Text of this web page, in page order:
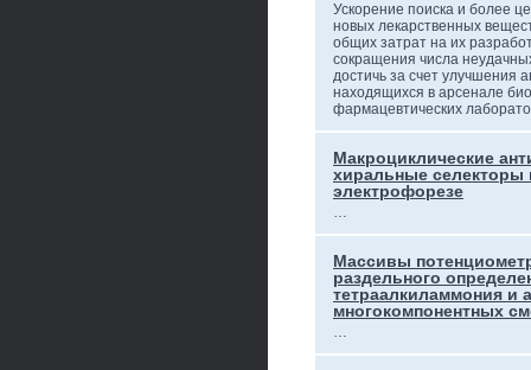
Ускорение поиска и более
новых лекарственных
общих затрат на их
сокращения числа
достичь за счет улучшения
находящихся в арсенале
фармацевтических
Макроциклические
хиральные селекторы
электрофорезе
…
Массивы
раздельного
тетраалкиламмония и
многокомпонентных
…